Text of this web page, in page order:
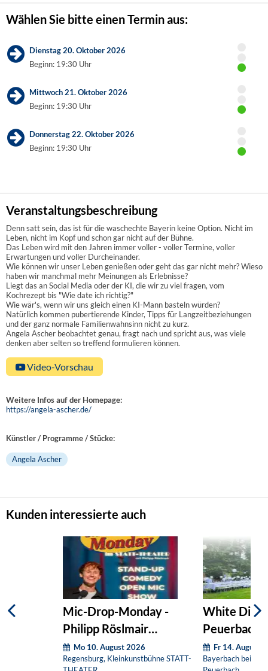
Wählen Sie bitte einen Termin aus:
Dienstag 20. Oktober 2026
Beginn: 19:30 Uhr
Mittwoch 21. Oktober 2026
Beginn: 19:30 Uhr
Donnerstag 22. Oktober 2026
Beginn: 19:30 Uhr
Veranstaltungsbeschreibung
Denn satt sein, das ist für die waschechte Bayerin keine Option. Nicht im
Leben, nicht im Kopf und schon gar nicht auf der Bühne.
Das Leben wird mit den Jahren immer voller - voller Termine, voller
Erwartungen und voller Durcheinander.
Wie können wir unser Leben genießen oder geht das gar nicht mehr? Wieso
haben wir manchmal mehr Meinungen als Erlebnisse?
Liegt das an Social Media oder der KI, die wir zu viel fragen, vom
Kochrezept bis "Wie date ich richtig?"
Wie wär's, wenn wir uns gleich einen KI-Mann basteln würden?
Natürlich kommen pubertierende Kinder, Tipps für Langzeitbeziehungen
und der ganz normale Familienwahnsinn nicht zu kurz.
Angela Ascher beobachtet genau, fragt nach und spricht aus, was viele
denken aber selten so treffend formulieren können.
Video-Vorschau
Weitere Infos auf der Homepage:
https://angela-ascher.de/
Künstler / Programme / Stücke:
Angela Ascher
Kunden interessierte auch
Mic-Drop-Monday -
Philipp Röslmair
präsentiert:
Mo 10. August 2026
Regensburg, Kleinkunstbühne STATT-
White
Peuerbach
Fr 14. August
Bayerbach bei